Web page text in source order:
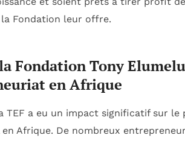
Fondation leur offre.
Fondation Tony
en Afrique
TEF a eu un impact significatif sur le
Afrique. De nombreux